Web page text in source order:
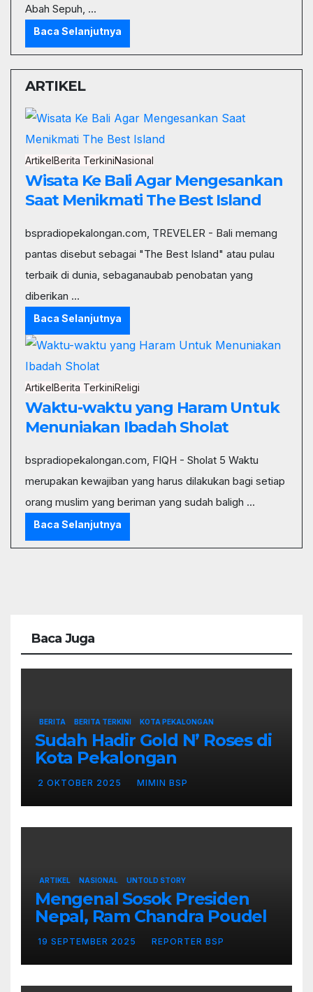
Abah Sepuh, ...
Baca Selanjutnya
ARTIKEL
ArtikelBerita TerkiniNasional
Wisata Ke Bali Agar Mengesankan
Saat Menikmati The Best Island
bspradiopekalongan.com, TREVELER - Bali memang
pantas disebut sebagai "The Best Island" atau pulau
terbaik di dunia, sebaganaubab penobatan yang
diberikan ...
Baca Selanjutnya
ArtikelBerita TerkiniReligi
Waktu-waktu yang Haram Untuk
Menuniakan Ibadah Sholat
bspradiopekalongan.com, FIQH - Sholat 5 Waktu
merupakan kewajiban yang harus dilakukan bagi setiap
orang muslim yang beriman yang sudah baligh ...
Baca Selanjutnya
Baca Juga
BERITA BERITA TERKINI KOTA PEKALONGAN
Sudah Hadir Gold N’ Roses di
Kota Pekalongan
2 OKTOBER 2025 MIMIN BSP
ARTIKEL NASIONAL UNTOLD STORY
Mengenal Sosok Presiden
Nepal, Ram Chandra Poudel
19 SEPTEMBER 2025 REPORTER BSP